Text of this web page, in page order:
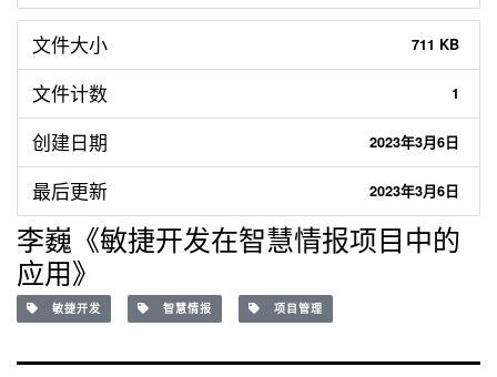
文件大小 711 KB
文件计数 1
创建日期 2023年3月6日
最后更新 2023年3月6日
李巍《敏捷开发在智慧情报项目中的
应用》
敏捷开发 智慧情报 项目管理